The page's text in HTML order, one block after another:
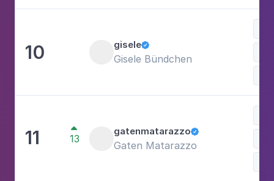
10 gisele
Gisele Bündchen
11 
13
gatenmatarazzo
Gaten Matarazzo